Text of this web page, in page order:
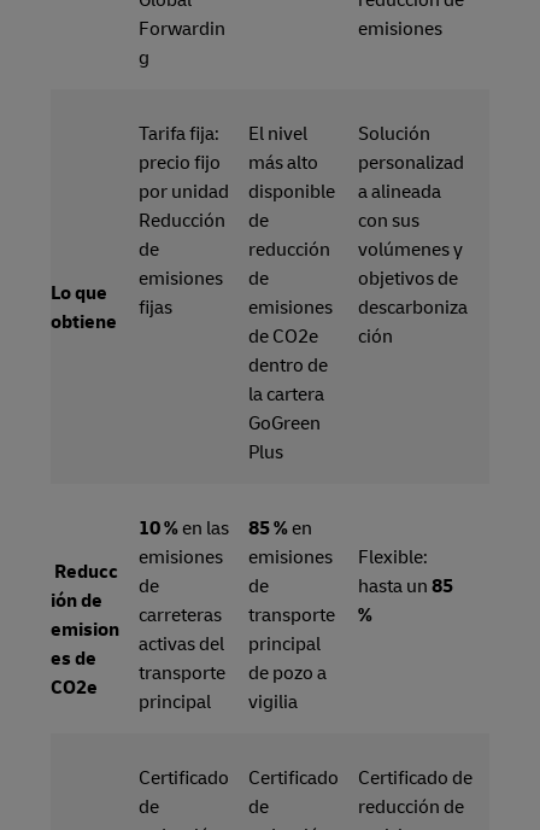
Forwardin
g
emisiones
Lo que
obtiene
Tarifa fija:
precio fijo
por unidad
Reducción
de
emisiones
fijas
El nivel
más alto
disponible
de
reducción
de
emisiones
de CO2e
dentro de
la cartera
GoGreen
Plus
Solución
personalizad
a alineada
con sus
volúmenes y
objetivos de
descarboniza
ción
Reducc
ión de
emision
es de
CO2e
10 % en las
emisiones
de
carreteras
activas del
transporte
principal
85 % en
emisiones
de
transporte
principal
de pozo a
vigilia
Flexible:
hasta un 85
%
Certificado
de
Certificado
de
Certificado de
reducción de